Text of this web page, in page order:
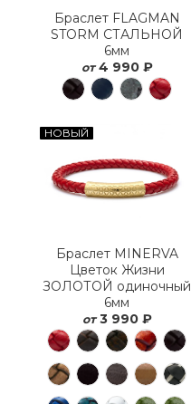
Браслет FLAGMAN
STORM СТАЛЬНОЙ
6мм
от 4 990 ₽
НОВЫЙ
Браслет MINERVA
Цветок Жизни
ЗОЛОТОЙ одиночный
6мм
от 3 990 ₽